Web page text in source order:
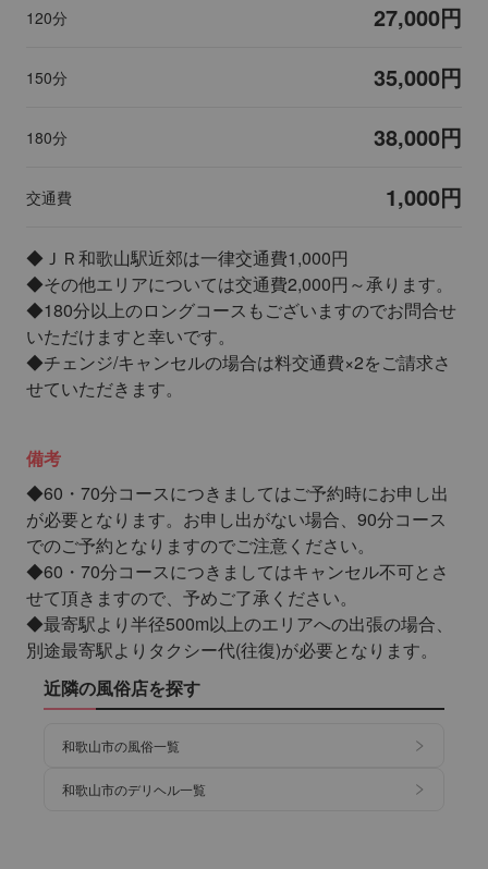
120分 27,000円
150分 35,000円
180分 38,000円
交通費 1,000円
◆ＪＲ和歌山駅近郊は一律交通費1,000円
◆その他エリアについては交通費2,000円～承ります。
◆180分以上のロングコースもございますのでお問合せ
いただけますと幸いです。
◆チェンジ/キャンセルの場合は料交通費×2をご請求さ
せていただきます。
備考
◆60・70分コースにつきましてはご予約時にお申し出
が必要となります。お申し出がない場合、90分コース
でのご予約となりますのでご注意ください。
◆60・70分コースにつきましてはキャンセル不可とさ
せて頂きますので、予めご了承ください。
◆最寄駅より半径500m以上のエリアへの出張の場合、
別途最寄駅よりタクシー代(往復)が必要となります。
近隣の風俗店を探す
和歌山市の風俗一覧
和歌山市のデリヘル一覧